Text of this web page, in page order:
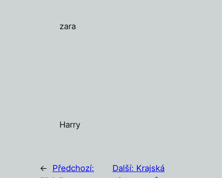
zara
Harry
←
Předchozí:
Další: Krajská